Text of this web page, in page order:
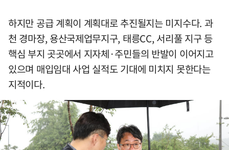
하지만 공급 계획이 계획대로 추진될지는 미지수다. 과
천 경마장, 용산국제업무지구, 태릉CC, 서리풀 지구 등
핵심 부지 곳곳에서 지자체·주민들의 반발이 이어지고
있으며 매입임대 사업 실적도 기대에 미치지 못한다는
지적이다.